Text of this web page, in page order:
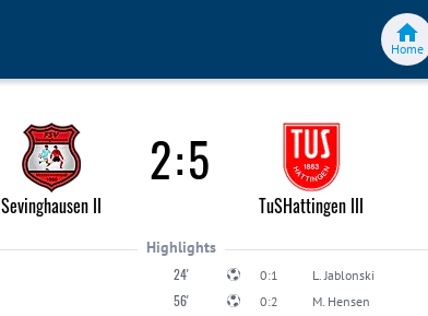
Home
Sevinghausen II
2:5
TuSHattingen III
Highlights
L. Jablonski
0:1
24'
M. Hensen
0:2
56'